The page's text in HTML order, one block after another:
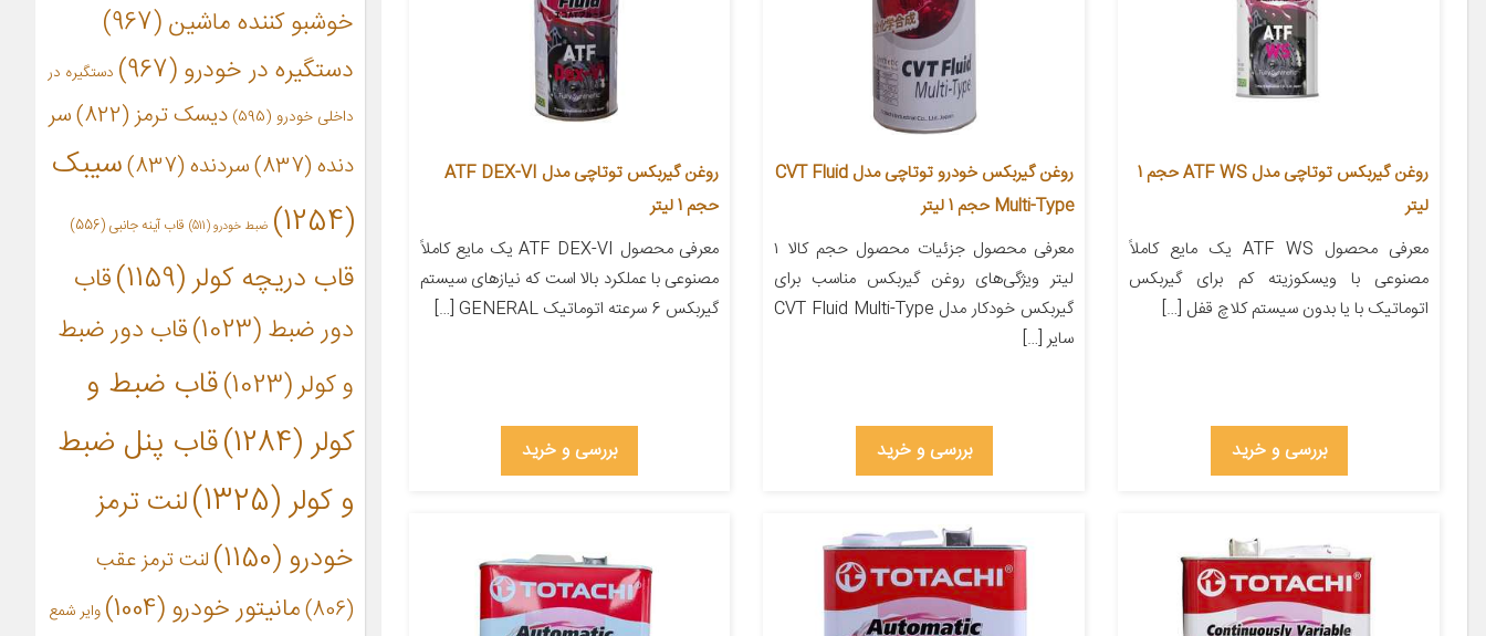
روغن گیربکس توتاچی مدل ATF WS حجم 1
لیتر
معرفی محصول ATF WS یک مایع کاملاً
مصنوعی با ویسکوزیته کم برای گیربکس
اتوماتیک با یا بدون سیستم کلاچ قفل […]
بررسی و خرید
روغن گیربکس خودرو توتاچی مدل CVT Fluid
Multi-Type حجم 1 لیتر
معرفی محصول جزئیات محصول حجم کالا ۱
لیتر ویژگی‌های روغن گیربکس مناسب برای
گیربکس خودکار مدل CVT Fluid Multi-Type
سایر […]
بررسی و خرید
روغن گیربکس توتاچی مدل ATF DEX-VI
حجم 1 لیتر
معرفی محصول ATF DEX-VI یک مایع کاملاً
مصنوعی با عملکرد بالا است که نیازهای سیستم
گیربکس 6 سرعته اتوماتیک GENERAL […]
بررسی و خرید
خوشبو کننده ماشین(967)
دستگیره در خودرو(967)
دستگیره در
داخلی خودرو (595) دیسک ترمز(822)
سر
دنده(837) سردنده(837)
سیبک
(1254)
ضبط خودرو(511) قاب آینه جانبی (556)
قاب دریچه کولر(1159)
قاب
دور ضبط(1023)
قاب دور ضبط
و کولر(1023)
قاب ضبط و
کولر(1284)
قاب پنل ضبط
و کولر(1325)
لنت ترمز
خودرو(1150)
لنت ترمز عقب
(806)
مانیتور خودرو(1004)
وایر شمع